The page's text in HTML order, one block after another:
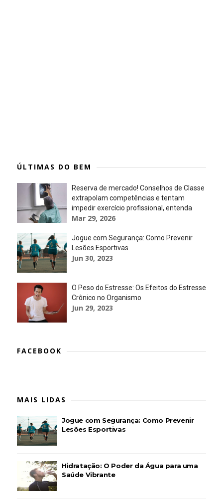
ÚLTIMAS DO BEM
Reserva de mercado! Conselhos de Classe
extrapolam competências e tentam
impedir exercício profissional, entenda
Mar 29, 2026
Jogue com Segurança: Como Prevenir
Lesões Esportivas
Jun 30, 2023
O Peso do Estresse: Os Efeitos do Estresse
Crônico no Organismo
Jun 29, 2023
FACEBOOK
MAIS LIDAS
Jogue com Segurança: Como Prevenir
Lesões Esportivas
Hidratação: O Poder da Água para uma
Saúde Vibrante